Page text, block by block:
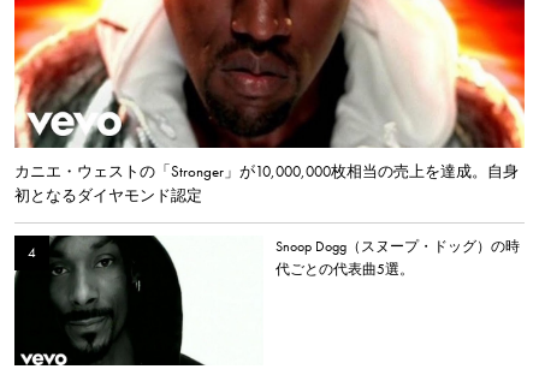
カニエ・ウェストの「Stronger」が10,000,000枚相当の売上を達成。自身
初となるダイヤモンド認定
Snoop Dogg（スヌープ・ドッグ）の時
代ごとの代表曲5選。